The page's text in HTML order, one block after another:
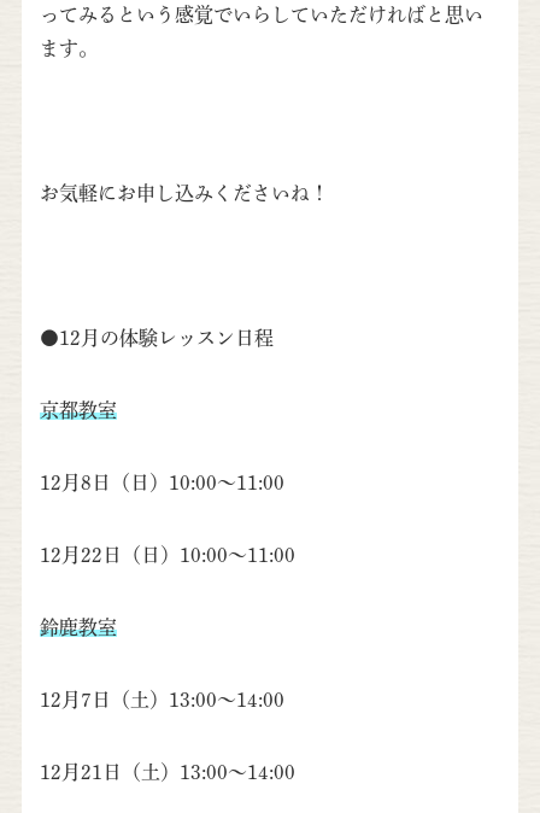
ってみるという感覚でいらしていただければと思い
ます。
お気軽にお申し込みくださいね！
●12月の体験レッスン日程
京都教室
12月8日（日）10:00～11:00
12月22日（日）10:00～11:00
鈴鹿教室
12月7日（土）13:00～14:00
12月21日（土）13:00～14:00